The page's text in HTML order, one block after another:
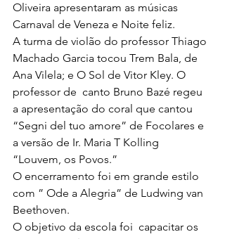
Oliveira apresentaram as músicas
Carnaval de Veneza e Noite feliz.
A turma de violão do professor Thiago
Machado Garcia tocou Trem Bala, de
Ana Vilela; e O Sol de Vitor Kley. O
professor de  canto Bruno Bazé regeu
a apresentação do coral que cantou
“Segni del tuo amore” de Focolares e
a versão de Ir. Maria T Kolling
“Louvem, os Povos.”
O encerramento foi em grande estilo
com ” Ode a Alegria” de Ludwing van
Beethoven.
O objetivo da escola foi  capacitar os